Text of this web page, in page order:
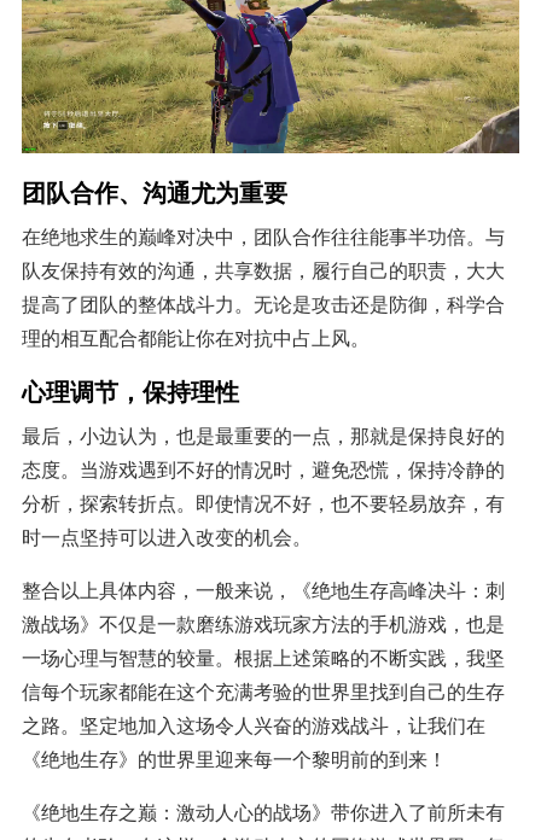
团队合作、沟通尤为重要
在绝地求生的巅峰对决中，团队合作往往能事半功倍。与
队友保持有效的沟通，共享数据，履行自己的职责，大大
提高了团队的整体战斗力。无论是攻击还是防御，科学合
理的相互配合都能让你在对抗中占上风。
心理调节，保持理性
最后，小边认为，也是最重要的一点，那就是保持良好的
态度。当游戏遇到不好的情况时，避免恐慌，保持冷静的
分析，探索转折点。即使情况不好，也不要轻易放弃，有
时一点坚持可以进入改变的机会。
整合以上具体内容，一般来说，《绝地生存高峰决斗：刺
激战场》不仅是一款磨练游戏玩家方法的手机游戏，也是
一场心理与智慧的较量。根据上述策略的不断实践，我坚
信每个玩家都能在这个充满考验的世界里找到自己的生存
之路。坚定地加入这场令人兴奋的游戏战斗，让我们在
《绝地生存》的世界里迎来每一个黎明前的到来！
《绝地生存之巅：激动人心的战场》带你进入了前所未有